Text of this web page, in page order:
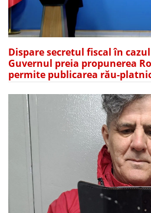
Dispare secretul fiscal în
Guvernul preia propunerea
permite publicarea rău-